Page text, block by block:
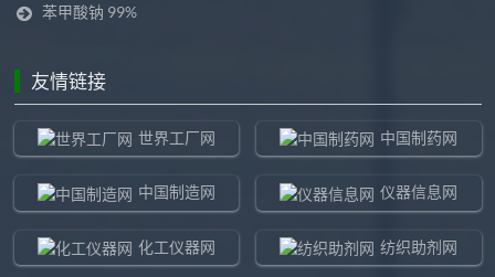
苯甲酸钠 99%
友情链接
世界工厂网 中国制药网
中国制造网 仪器信息网
化工仪器网 纺织助剂网